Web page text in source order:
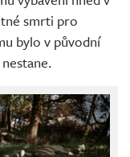
smrti pro
bylo v původní